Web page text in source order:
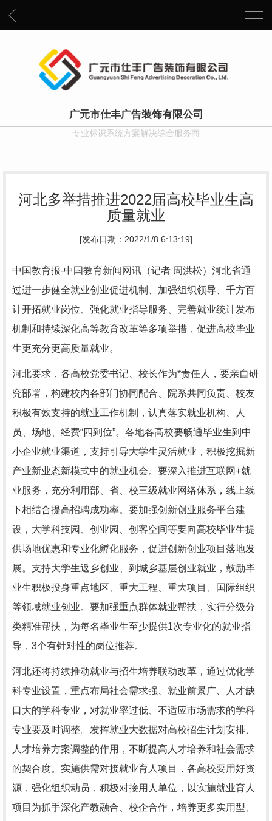
广元市仕丰广告装饰有限公司
专业标识系统方案解决综合服务商
河北多举措推进2022届高校毕业生高
质量就业
[发布日期：2022/1/8 6:13:19]
中国教育报-中国教育新闻网讯（记者 周洪松）河北省通
过进一步健全就业创业促进机制、加强组织领导、千方百
计开拓就业岗位、强化就业指导服务、完善就业统计发布
机制和持续深化高等教育改革等多项举措，促进高校毕业
生更充分更高质量就业。
河北要求，各高校党委书记、校长作为*责任人，要亲自研
究部署，构建校内各部门协同配合、院系共同负责、校友
积极有效支持的就业工作机制，认真落实就业机构、人
员、场地、经费“四到位”。各地各高校要畅通毕业生到中
小企业就业渠道，支持引导大学生灵活就业，积极挖掘新
产业新业态新模式中的就业机会。要深入推进互联网+就
业服务，充分利用部、省、校三级就业网络体系，线上线
下相结合提高招聘成功率。要加强创新创业服务平台建
设，大学科技园、创业园、创客空间等要向高校毕业生提
供场地优惠和专业化孵化服务，促进创新创业项目落地发
展。支持大学生返乡创业、到城乡基层创业就业，鼓励毕
业生积极投身重点地区、重大工程、重大项目、国际组织
等领域就业创业。要加强重点群体就业帮扶，实行分级分
类精准帮扶，为每名毕业生至少提供1次专业化的就业指
导，3个有针对性的岗位推荐。
河北还将持续推动就业与招生培养联动改革，通过优化学
科专业设置，重点布局社会需求强、就业前景广、人才缺
口大的学科专业，对就业率过低、不适应市场需求的学科
专业要及时调整。发挥就业大数据对高校招生计划安排、
人才培养方案调整的作用，不断提高人才培养和社会需求
的契合度。实施供需对接就业育人项目，各高校要用好资
源，强化组织动员，积极对接用人单位，以实施就业育人
项目为抓手深化产教融合、校企合作，培养更多实用型、